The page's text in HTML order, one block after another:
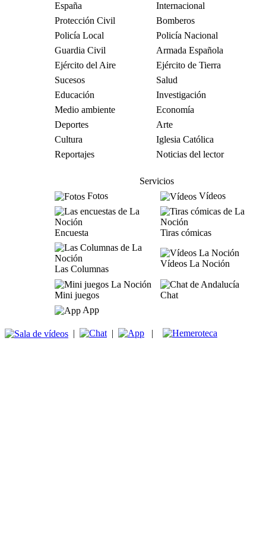
España
Internacional
Protección Civil
Bomberos
Policía Local
Policía Nacional
Guardia Civil
Armada Española
Ejército del Aire
Ejército de Tierra
Sucesos
Salud
Educación
Investigación
Medio ambiente
Economía
Deportes
Arte
Cultura
Iglesia Católica
Reportajes
Noticias del lector
Servicios
Fotos
Vídeos
Encuesta Tiras cómicas
Las Columnas
Vídeos La Noción
Mini juegos
Chat
App
| | |